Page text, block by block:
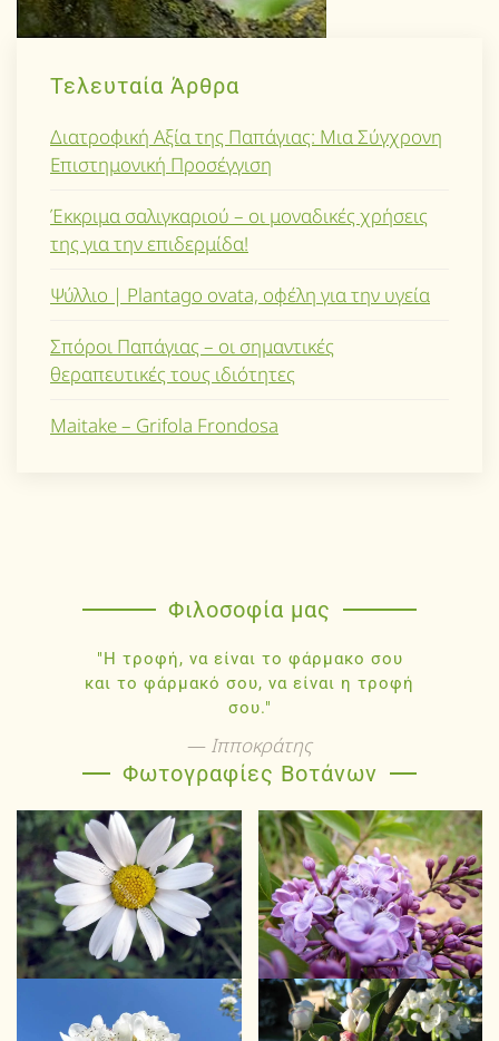
Τελευταία Άρθρα
Διατροφική Αξία της Παπάγιας: Μια Σύγχρονη
Επιστημονική Προσέγγιση
Έκκριμα σαλιγκαριού – οι μοναδικές χρήσεις
της για την επιδερμίδα!
Ψύλλιο | Plantago ovata, οφέλη για την υγεία
Σπόροι Παπάγιας – οι σημαντικές
θεραπευτικές τους ιδιότητες
Maitake – Grifola Frondosa
Φιλοσοφία μας
"Η τροφή, να είναι το φάρμακο σου
και το φάρμακό σου, να είναι η τροφή
σου."
Ιπποκράτης
Φωτογραφίες Βοτάνων